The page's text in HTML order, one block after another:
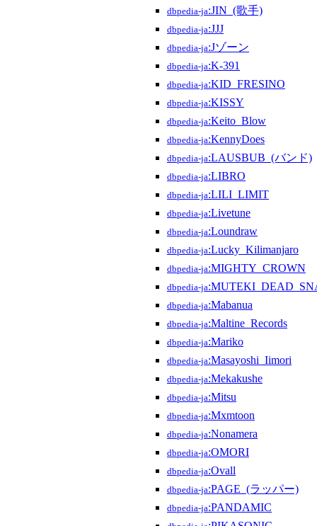
dbpedia-ja:JIN_(歌手)
dbpedia-ja:JJJ
dbpedia-ja:Jゾーン
dbpedia-ja:K-391
dbpedia-ja:KID_FRESINO
dbpedia-ja:KISSY
dbpedia-ja:Keito_Blow
dbpedia-ja:KennyDoes
dbpedia-ja:LAUSBUB_(バンド)
dbpedia-ja:LIBRO
dbpedia-ja:LILI_LIMIT
dbpedia-ja:Livetune
dbpedia-ja:Loundraw
dbpedia-ja:Lucky_Kilimanjaro
dbpedia-ja:MIGHTY_CROWN
dbpedia-ja
dbpedia-ja:Mabanua
dbpedia-ja:Maltine_Records
dbpedia-ja:Mariko
dbpedia-ja:Masayoshi_Iimori
dbpedia-ja:Mekakushe
dbpedia-ja:Mitsu
dbpedia-ja:Mxmtoon
dbpedia-ja:Nonamera
dbpedia-ja:OMORI
dbpedia-ja:Ovall
dbpedia-ja:PAGE_(ラッパー)
dbpedia-ja:PANDAMIC